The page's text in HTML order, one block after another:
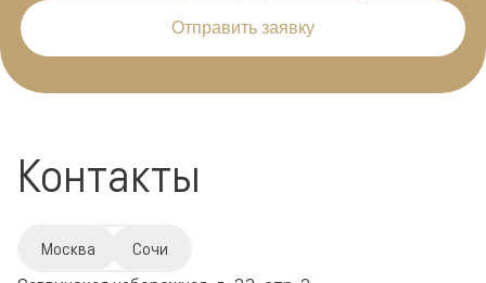
Отправить заявку
Контакты
Москва Сочи